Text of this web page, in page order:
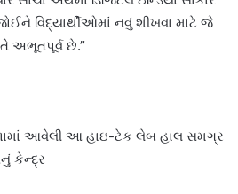
વિદ્યાર્થીઓમાં નવું શીખવા માટે જે
અભૂતપૂર્વ છે.”
આવેલી આ હાઇ-ટેક લેબ હાલ સમગ્ર
કેન્દ્ર